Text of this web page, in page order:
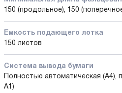
150 (продольное), 150
Емкость подающего лотка
150 листов
Система вывода бумаги
Полностью автоматическая (A4),
A1)